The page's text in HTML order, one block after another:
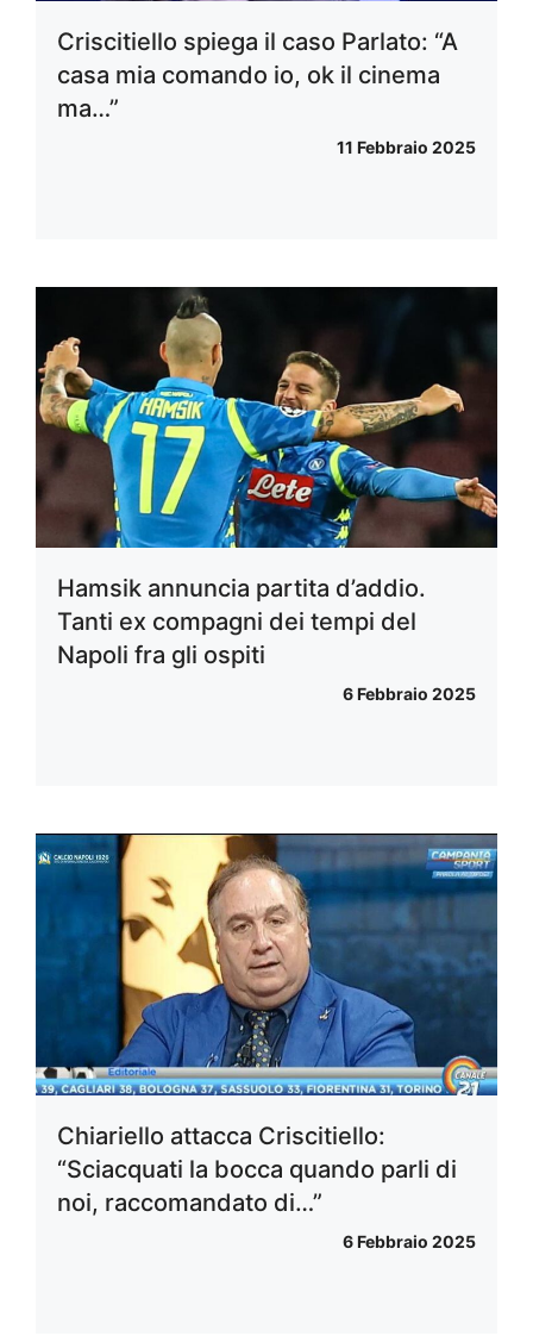
Criscitiello spiega il caso Parlato: “A
casa mia comando io, ok il cinema
ma…”
11 Febbraio 2025
Hamsik annuncia partita d’addio.
Tanti ex compagni dei tempi del
Napoli fra gli ospiti
6 Febbraio 2025
Chiariello attacca Criscitiello:
“Sciacquati la bocca quando parli di
noi, raccomandato di…”
6 Febbraio 2025